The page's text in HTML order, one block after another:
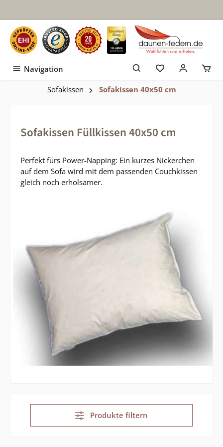
Navigation
Sofakissen Sofakissen 40x50 cm
Sofakissen Füllkissen 40x50 cm
Perfekt fürs Power-Napping: Ein kurzes Nickerchen
auf dem Sofa wird mit dem passenden Couchkissen
gleich noch erholsamer.
Produkte filtern